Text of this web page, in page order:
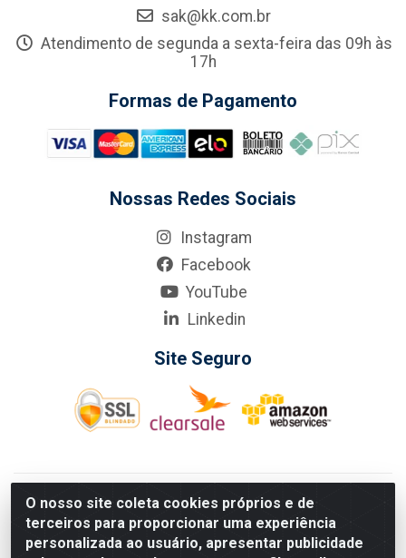
O nosso site coleta cookies próprios e de
terceiros para proporcionar uma experiência
personalizada ao usuário, apresentar publicidade
sak@kk.com.br
Atendimento de segunda a sexta-feira das 09h às
17h
Formas de Pagamento
Nossas Redes Sociais
Instagram
Facebook
YouTube
Linkedin
Site Seguro
KarneKeijo Logistica Integrada LTDA - Rod. Br-101 Sul, nº3700
- Barro, Recife/PE, 50900-400 CNPJ: 24.150.377/0001-95
Estados atendidos pela KarneKeijo: PE, PB e RN.